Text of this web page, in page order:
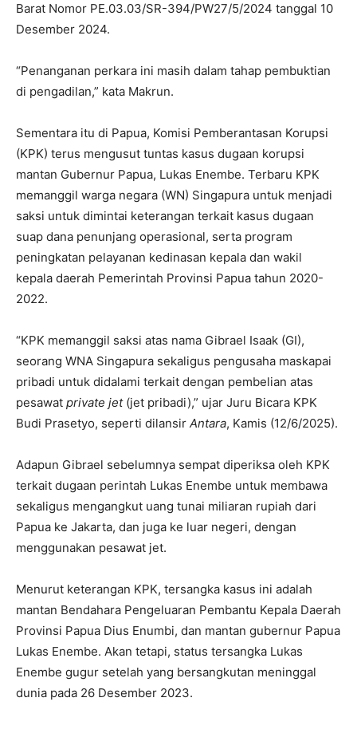
Barat Nomor PE.03.03/SR-394/PW27/5/2024 tanggal 10
Desember 2024.
“Penanganan perkara ini masih dalam tahap pembuktian
di pengadilan,” kata Makrun.
Sementara itu di Papua, Komisi Pemberantasan Korupsi
(KPK) terus mengusut tuntas kasus dugaan korupsi
mantan Gubernur Papua, Lukas Enembe. Terbaru KPK
memanggil warga negara (WN) Singapura untuk menjadi
saksi untuk dimintai keterangan terkait kasus dugaan
suap dana penunjang operasional, serta program
peningkatan pelayanan kedinasan kepala dan wakil
kepala daerah Pemerintah Provinsi Papua tahun 2020-
2022.
“KPK memanggil saksi atas nama Gibrael Isaak (GI),
seorang WNA Singapura sekaligus pengusaha maskapai
pribadi untuk didalami terkait dengan pembelian atas
pesawat private jet(jet pribadi),” ujar Juru Bicara KPK
Budi Prasetyo, seperti dilansir Antara, Kamis (12/6/2025).
Adapun Gibrael sebelumnya sempat diperiksa oleh KPK
terkait dugaan perintah Lukas Enembe untuk membawa
sekaligus mengangkut uang tunai miliaran rupiah dari
Papua ke Jakarta, dan juga ke luar negeri, dengan
menggunakan pesawat jet.
Menurut keterangan KPK, tersangka kasus ini adalah
mantan Bendahara Pengeluaran Pembantu Kepala Daerah
Provinsi Papua Dius Enumbi, dan mantan gubernur Papua
Lukas Enembe. Akan tetapi, status tersangka Lukas
Enembe gugur setelah yang bersangkutan meninggal
dunia pada 26 Desember 2023.